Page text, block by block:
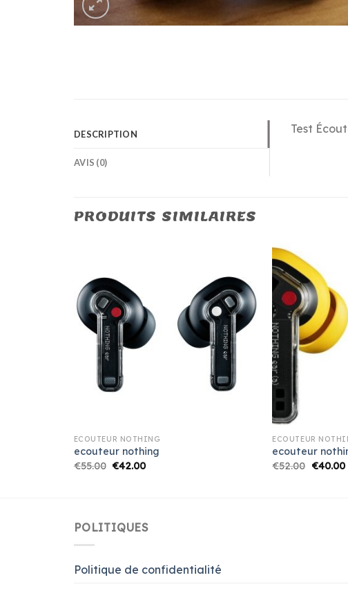
DESCRIPTION
AVIS (0)
Test
PRODUITS SIMILAIRES
ECOUTEUR NOTHING
ecouteur nothing
€55.00 €42.00
ECOUTEUR
ecouteur
€52.00 €40.00
POLITIQUES
Politique de confidentialité